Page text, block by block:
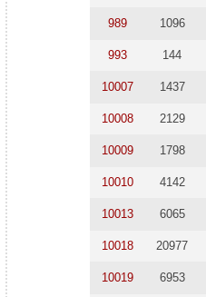
989 1096
993 144
10007 1437
10008 2129
10009 1798
10010 4142
10013 6065
10018 20977
10019 6953